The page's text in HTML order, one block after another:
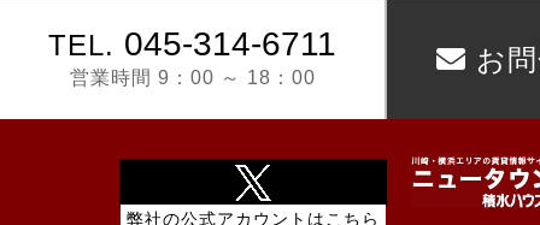
TEL. 045‐314‐6711
営業時間 9：00 ～ 18：00
お